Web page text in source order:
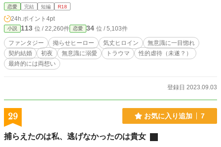
恋愛 完結 短編 R18
24h.ポイント 4pt
小説 113 位 / 22,260件 恋愛 34 位 / 5,103件
ファンタジー 拗らせヒーロー 気丈ヒロイン
無意識に一目惚れ
契約結婚
初夜 無意識に溺愛 トラウマ
性的虐待（未遂？）
最終的には両想い
登録日 2023.09.03
29 お気に入り追加 7
捕らえたのは私、逃げなかったのは貴女